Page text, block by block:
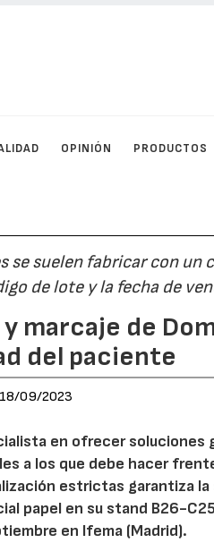
OPINIÓN PRODUCTOS
se suelen fabricar con
de lote y la fecha de
marcaje de
del paciente
18/09/2023
en ofrecer soluciones
a los que debe hacer
estrictas garantiza
papel en su stand B26-
en Ifema (Madrid).